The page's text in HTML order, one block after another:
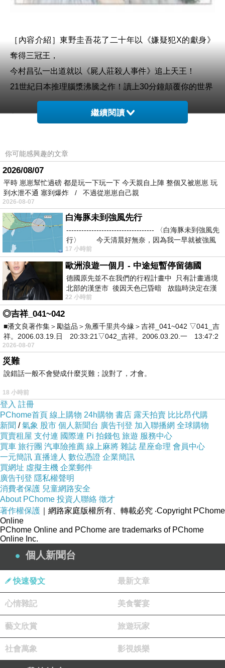
［內容介紹］東野圭吾花了二十年以《嫌疑犯X的獻身》
奪得三冠王，
今村昌弘一出道就以《屍人莊殺人事件》追上天王！
21世紀日本推理腦漿沸騰之作！讀上30分鐘顛覆你的世界
├ 銀箔防雷謎封版．首刷限量作家印刷簽＋日本夢幻插
（2019-20雙面年曆海報，日本夢幻插畫家夜汽車插圖反
轉設計，暗喻一體雙面燒腦故事）
神祕的詛咒信、自殺的女社員、拍出恐怖人臉的短片，
十三位各懷鬼胎參加社團聯誼的大學生，卻受困在古老別
墅裡，
沒有任何對外聯絡的方式、存糧只夠維持短短幾日，
藏身其中的殺人魔快樂地打開了地獄的大門，
但就算逃出這個地獄，還有一個接一個的地獄等著他
們……
◆全日本讀者有志一同隱瞞故事中的關鍵祕密：一定要搶
先讀完，不要被別人爆雷了！
◆本書成分：☑不能說｜☑偵探&助手｜☑殺人魔｜☑完美
◆《這本推理小說了不起》、《週刊文春MYSTERY
BEST10》、《本格推理BEST10》
三大推理媒體年度冠軍，出道作即追平東野圭吾二十年
成就
◆2018年本格推理大獎、鲇川哲也獎、日本「書店大獎」
第三名
◆火速改編真人電影及漫畫！日本奧斯卡男演員神木隆之
介領銜主演，2019年在日上映
◆日本可沒有之台灣繁體中文版獨家收錄：
┏━━━━━━━━━━━━━━━━┓
┃日本插畫家夜汽車精心繪製書封插圖┃
┃讀完故事再看一次，挖掘更多祕密❤┃
┃國際級香港作家陳浩基精采剖析本作┃
┃今村昌弘&陳浩基日港連線暢談推理 ┃
┃今村昌弘獻給臺灣名偵探的作者自序┃
┗━━━━━━━━━━━━━━━━┛
◆只限首刷！首刷限量銀箔防雷謎封袋再贈：
┏━━━━━━━━━━━━━━━━━━━━┓
繼續閱讀
你可能感興趣的文章
2026/08/07
平時 崽崽幫忙過磅 都是玩一下玩一下 今天親自上陣 整個又被崽崽 玩
到水泄不通 塞到爆炸 / 不過從崽崽自己親
2026-08-07
白海豚未到強風先行
----------------------------------- 〈白海豚未到強風先
行〉 今天清晨好無奈，因為我一早就被強風
17 小時前
歐洲浪遊一個月 - 中途短暫停留德國
德國原先並不在我們的行程計畫中 只有計畫過境
北部的漢堡市 後因天色已昏暗 故臨時決定在漢
堡市吃晚餐和過夜
22 小時前
◎吉祥_041~042
■潘文良著作集＞勵益品＞魚雁千里共今緣＞吉祥_041~042 ▽041_吉
祥。2006.03.19.日 20:33:21▽042_吉祥。2006.03.20.一 13:47:2
2026-08-07
災難
說錯話一般不會變成什麼災難；說對了，才會。
18 小時前
登入 註冊
PChome首頁 線上購物 24h購物 書店 露天拍賣 比比昂代購
新聞 /氣象 股市 個人新聞台 廣告刊登 加入聯播網 全球購物
買賣租屋 支付連 國際連 Pi 拍錢包 旅遊 服務中心
買車 旅行團 汽車險推薦 線上麻將 雜誌 星座命理 會員中心
一元簡訊 直播達人 數位憑證 企業簡訊
買網址 虛擬主機 企業郵件
廣告刊登 隱私權聲明
消費者保護 兒童網路安全
About PChome 投資人聯絡 徵才
著作權保護 ｜網路家庭版權所有、轉載必究 ‧Copyright PChome
Online
PChome Online and PChome are trademarks of PChome
Online Inc.
個人新聞台
快速發文 最新文章
心情雜記 美食饗宴
藝文欣賞 旅遊玩家
社會萬象 影視娛樂